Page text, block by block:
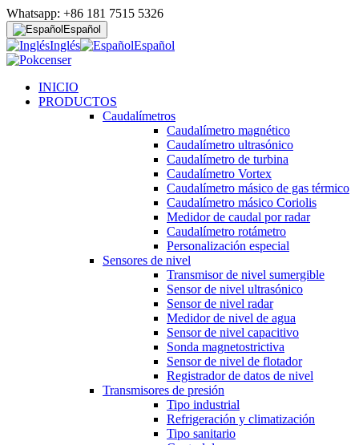
Whatsapp: +86 181 7515 5326
Español
Inglés Español
INICIO
PRODUCTOS
Caudalímetros
Caudalímetro magnético
Caudalímetro ultrasónico
Caudalímetro de turbina
Caudalímetro Vortex
Caudalímetro másico de gas térmico
Caudalímetro másico Coriolis
Medidor de caudal por radar
Caudalímetro rotámetro
Personalización especial
Sensores de nivel
Transmisor de nivel sumergible
Sensor de nivel ultrasónico
Sensor de nivel radar
Medidor de nivel de agua
Sensor de nivel capacitivo
Sonda magnetostrictiva
Sensor de nivel de flotador
Registrador de datos de nivel
Transmisores de presión
Tipo industrial
Refrigeración y climatización
Tipo sanitario